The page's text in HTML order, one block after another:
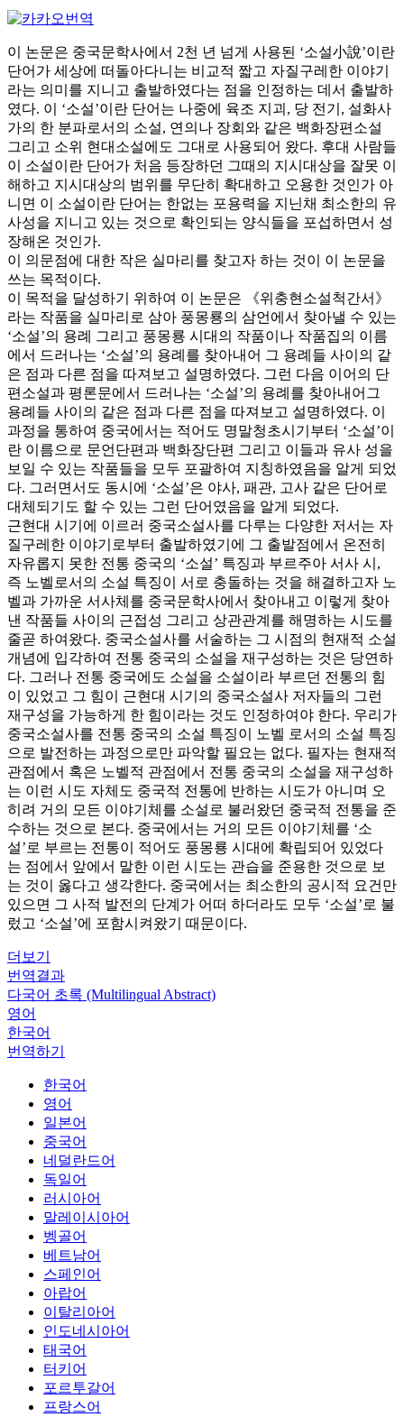
이 논문은 중국문학사에서 2천 년 넘게 사용된 ‘소설小說’이란
단어가 세상에 떠돌아다니는 비교적 짧고 자질구레한 이야기
라는 의미를 지니고 출발하였다는 점을 인정하는 데서 출발하
였다. 이 ‘소설’이란 단어는 나중에 육조 지괴, 당 전기, 설화사
가의 한 분파로서의 소설, 연의나 장회와 같은 백화장편소설
그리고 소위 현대소설에도 그대로 사용되어 왔다. 후대 사람들
이 소설이란 단어가 처음 등장하던 그때의 지시대상을 잘못 이
해하고 지시대상의 범위를 무단히 확대하고 오용한 것인가 아
니면 이 소설이란 단어는 한없는 포용력을 지닌채 최소한의 유
사성을 지니고 있는 것으로 확인되는 양식들을 포섭하면서 성
장해온 것인가.
이 의문점에 대한 작은 실마리를 찾고자 하는 것이 이 논문을
쓰는 목적이다.
이 목적을 달성하기 위하여 이 논문은 《위충현소설척간서》
라는 작품을 실마리로 삼아 풍몽룡의 삼언에서 찾아낼 수 있는
‘소설’의 용례 그리고 풍몽룡 시대의 작품이나 작품집의 이름
에서 드러나는 ‘소설’의 용례를 찾아내어 그 용례들 사이의 같
은 점과 다른 점을 따져보고 설명하였다. 그런 다음 이어의 단
편소설과 평론문에서 드러나는 ‘소설’의 용례를 찾아내어그
용례들 사이의 같은 점과 다른 점을 따져보고 설명하였다. 이
과정을 통하여 중국에서는 적어도 명말청초시기부터 ‘소설’이
란 이름으로 문언단편과 백화장단편 그리고 이들과 유사 성을
보일 수 있는 작품들을 모두 포괄하여 지칭하였음을 알게 되었
다. 그러면서도 동시에 ‘소설’은 야사, 패관, 고사 같은 단어로
대체되기도 할 수 있는 그런 단어였음을 알게 되었다.
근현대 시기에 이르러 중국소설사를 다루는 다양한 저서는 자
질구레한 이야기로부터 출발하였기에 그 출발점에서 온전히
자유롭지 못한 전통 중국의 ‘소설’ 특징과 부르주아 서사 시,
즉 노벨로서의 소설 특징이 서로 충돌하는 것을 해결하고자 노
벨과 가까운 서사체를 중국문학사에서 찾아내고 이렇게 찾아
낸 작품들 사이의 근접성 그리고 상관관계를 해명하는 시도를
줄곧 하여왔다. 중국소설사를 서술하는 그 시점의 현재적 소설
개념에 입각하여 전통 중국의 소설을 재구성하는 것은 당연하
다. 그러나 전통 중국에도 소설을 소설이라 부르던 전통의 힘
이 있었고 그 힘이 근현대 시기의 중국소설사 저자들의 그런
재구성을 가능하게 한 힘이라는 것도 인정하여야 한다. 우리가
중국소설사를 전통 중국의 소설 특징이 노벨 로서의 소설 특징
으로 발전하는 과정으로만 파악할 필요는 없다. 필자는 현재적
관점에서 혹은 노벨적 관점에서 전통 중국의 소설을 재구성하
는 이런 시도 자체도 중국적 전통에 반하는 시도가 아니며 오
히려 거의 모든 이야기체를 소설로 불러왔던 중국적 전통을 준
수하는 것으로 본다. 중국에서는 거의 모든 이야기체를 ‘소
설’로 부르는 전통이 적어도 풍몽룡 시대에 확립되어 있었다
는 점에서 앞에서 말한 이런 시도는 관습을 준용한 것으로 보
는 것이 옳다고 생각한다. 중국에서는 최소한의 공시적 요건만
있으면 그 사적 발전의 단계가 어떠 하더라도 모두 ‘소설’로 불
렀고 ‘소설’에 포함시켜왔기 때문이다.
더보기
번역결과
다국어 초록 (Multilingual Abstract)
영어
한국어
번역하기
한국어
영어
일본어
중국어
네덜란드어
독일어
러시아어
말레이시아어
벵골어
베트남어
스페인어
아랍어
이탈리아어
인도네시아어
태국어
터키어
포르투갈어
프랑스어